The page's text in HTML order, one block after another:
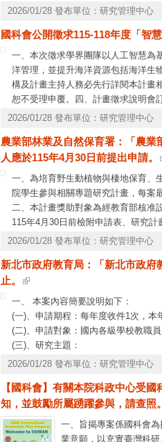
公告
預算
2026/01/28 發布單位：研究管理中心
國科會公開徵求115-118年度「智
一、本次徵求學界團隊以人工智慧為
洋管理，並提升海洋資源包括海洋生
構及計畫主持人務必先行詳閱本計畫
恕不受理申覆。四、計畫徵求說明會
https://reurl.cc/3bQ3RX
五、本案
7592。
2026/01/28 發布單位：研究管理中心
農業部林業及自然保育署：「農
人應於115年4月30日前提出申請。
一、為培育野生動植物與棲地保育、
院學生參與相關專題研究計畫，每案
二、本計畫獎助對象為經教育部核准
115年4月30日前檢附申請表、研究
三、相關資訊請參閱本署官網公告的
2026/01/28 發布單位：研究管理中心
新北市政府教育局：「新北市政
止。
一、 本案內容簡要說明如下：
(一)、申請期程：每年度收件1次，
(二)、申請對象：國內各級學校教職
(三)、研究主題：
1.需以新北市為研究對象，並符合「
2.另為鼓勵創新與前瞻應用，推動新
任一九大研究主題（含以上），且
(四)、繳交資料：包括申請書、授權
二、經費獎勵：
2026/01/28 發布單位：研究管理中心
【國科會】有關本院科政中心受
知，並鼓勵所屬踴躍參與，請查照
一、旨揭專案係國科會
業意願，以充實臺灣科